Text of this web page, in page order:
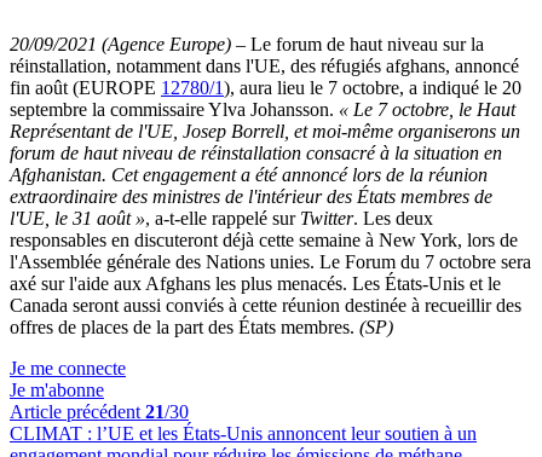
20/09/2021 (Agence Europe) – Le forum de haut niveau sur la
réinstallation, notamment dans l'UE, des réfugiés afghans, annoncé
fin août (EUROPE 12780/1), aura lieu le 7 octobre, a indiqué le 20
septembre la commissaire Ylva Johansson. « Le 7 octobre, le Haut
Représentant de l'UE, Josep Borrell, et moi-même organiserons un
forum de haut niveau de réinstallation consacré à la situation en
Afghanistan. Cet engagement a été annoncé lors de la réunion
extraordinaire des ministres de l'intérieur des États membres de
l'UE, le 31 août », a-t-elle rappelé sur Twitter. Les deux
responsables en discuteront déjà cette semaine à New York, lors de
l'Assemblée générale des Nations unies. Le Forum du 7 octobre sera
axé sur l'aide aux Afghans les plus menacés. Les États-Unis et le
Canada seront aussi conviés à cette réunion destinée à recueillir des
offres de places de la part des États membres. (SP)
Je me connecte
Je m'abonne
Article précédent 21/30
CLIMAT : l’UE et les États-Unis annoncent leur soutien à un